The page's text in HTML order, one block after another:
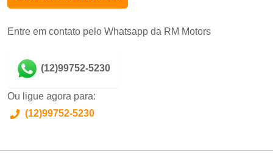
Entre em contato pelo Whatsapp da RM Motors
(12)99752-5230
Ou ligue agora para:
(12)99752-5230